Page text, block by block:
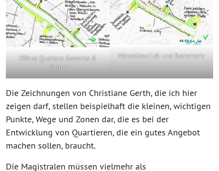
Offene Quartiere Gewerbe &
Kultur
Mikroklima Fuß- und Radverkehr
Die Zeichnungen von Christiane Gerth, die ich hier
zeigen darf, stellen beispielhaft die kleinen, wichtigen
Punkte, Wege und Zonen dar, die es bei der
Entwicklung von Quartieren, die ein gutes Angebot
machen sollen, braucht.
Die Magistralen müssen vielmehr als